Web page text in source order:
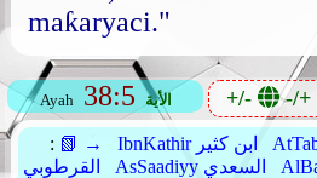
maƙaryaci."
Ayah 38:5 الأية +/- -/+
: 📗 → IbnKathir ابن كثير
القرطوبي
AsSaadiyy السعدي